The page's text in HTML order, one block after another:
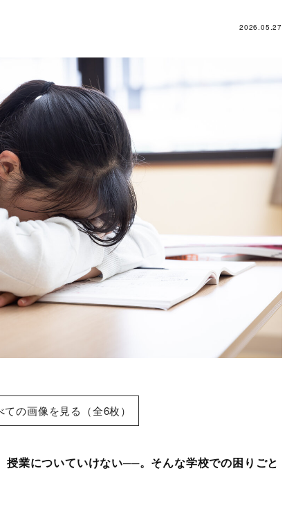
2026.05.27
ての画像を見る（全6枚）
授業についていけない──。そんな学校での困りごと